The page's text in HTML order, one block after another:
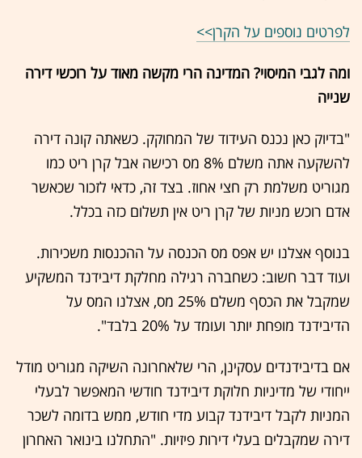
לפרטים נוספים על הקרן>>
ומה לגבי המיסוי? המדינה הרי מקשה מאוד על רוכשי דירה
שנייה
"בדיוק כאן נכנס העידוד של המחוקק. כשאתה קונה דירה
להשקעה אתה משלם 8% מס רכישה אבל קרן ריט כמו
מגוריט משלמת רק חצי אחוז. בצד זה, כדאי לזכור שכאשר
אדם רוכש מניות של קרן ריט אין תשלום כזה בכלל.
בנוסף אצלנו יש אפס מס הכנסה על ההכנסות משכירות.
ועוד דבר חשוב: כשחברה רגילה מחלקת דיבידנד המשקיע
שמקבל את הכסף משלם 25% מס, אצלנו המס על
הדיבידנד מופחת יותר ועומד על 20% בלבד".
אם בדיבידנדים עסקינן, הרי שלאחרונה השיקה מגוריט מודל
ייחודי של מדיניות חלוקת דיבידנד חודשי המאפשר לבעלי
המניות לקבל דיבידנד קבוע מדי חודש, ממש בדומה לשכר
דירה שמקבלים בעלי דירות פיזיות. "התחלנו בינואר האחרון